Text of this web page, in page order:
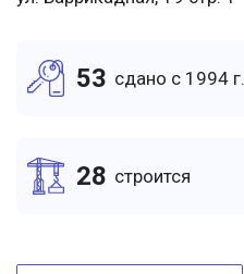
53 cдано c 1994 г.
28 cтроится